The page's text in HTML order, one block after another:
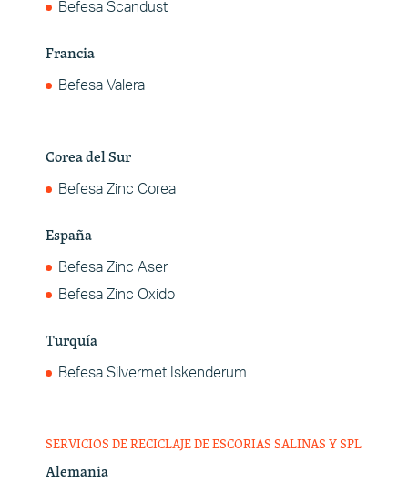
Befesa Scandust
Francia
Befesa Valera
Corea del Sur
Befesa Zinc Corea
España
Befesa Zinc Aser
Befesa Zinc Oxido
Turquía
Befesa Silvermet Iskenderum
SERVICIOS DE RECICLAJE DE ESCORIAS SALINAS Y SPL
Alemania